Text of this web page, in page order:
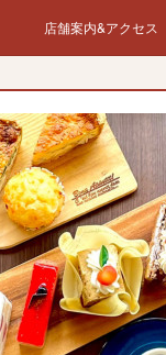
店舗案内&アクセス